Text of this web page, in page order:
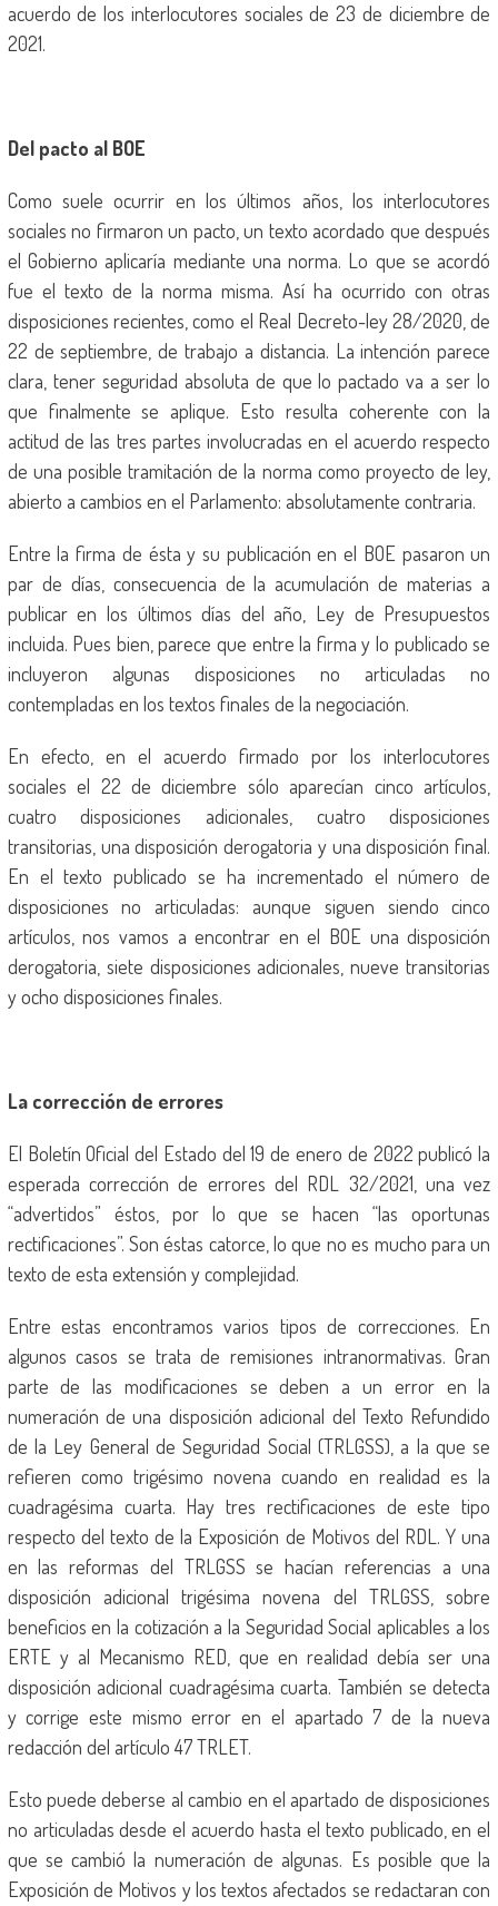
acuerdo de los interlocutores sociales de 23 de diciembre de
2021.
Del pacto al BOE
Como suele ocurrir en los últimos años, los interlocutores
sociales no firmaron un pacto, un texto acordado que después
el Gobierno aplicaría mediante una norma. Lo que se acordó
fue el texto de la norma misma. Así ha ocurrido con otras
disposiciones recientes, como el Real Decreto-ley 28/2020, de
22 de septiembre, de trabajo a distancia. La intención parece
clara, tener seguridad absoluta de que lo pactado va a ser lo
que finalmente se aplique. Esto resulta coherente con la
actitud de las tres partes involucradas en el acuerdo respecto
de una posible tramitación de la norma como proyecto de ley,
abierto a cambios en el Parlamento: absolutamente contraria.
Entre la firma de ésta y su publicación en el BOE pasaron un
par de días, consecuencia de la acumulación de materias a
publicar en los últimos días del año, Ley de Presupuestos
incluida. Pues bien, parece que entre la firma y lo publicado se
incluyeron algunas disposiciones no articuladas no
contempladas en los textos finales de la negociación.
En efecto, en el acuerdo firmado por los interlocutores
sociales el 22 de diciembre sólo aparecían cinco artículos,
cuatro disposiciones adicionales, cuatro disposiciones
transitorias, una disposición derogatoria y una disposición final.
En el texto publicado se ha incrementado el número de
disposiciones no articuladas: aunque siguen siendo cinco
artículos, nos vamos a encontrar en el BOE una disposición
derogatoria, siete disposiciones adicionales, nueve transitorias
y ocho disposiciones finales.
La corrección de errores
El Boletín Oficial del Estado del 19 de enero de 2022 publicó la
esperada corrección de errores del RDL 32/2021, una vez
“advertidos” éstos, por lo que se hacen “las oportunas
rectificaciones”. Son éstas catorce, lo que no es mucho para un
texto de esta extensión y complejidad.
Entre estas encontramos varios tipos de correcciones. En
algunos casos se trata de remisiones intranormativas. Gran
parte de las modificaciones se deben a un error en la
numeración de una disposición adicional del Texto Refundido
de la Ley General de Seguridad Social (TRLGSS), a la que se
refieren como trigésimo novena cuando en realidad es la
cuadragésima cuarta. Hay tres rectificaciones de este tipo
respecto del texto de la Exposición de Motivos del RDL. Y una
en las reformas del TRLGSS se hacían referencias a una
disposición adicional trigésima novena del TRLGSS, sobre
beneficios en la cotización a la Seguridad Social aplicables a los
ERTE y al Mecanismo RED, que en realidad debía ser una
disposición adicional cuadragésima cuarta. También se detecta
y corrige este mismo error en el apartado 7 de la nueva
redacción del artículo 47 TRLET.
Esto puede deberse al cambio en el apartado de disposiciones
no articuladas desde el acuerdo hasta el texto publicado, en el
que se cambió la numeración de algunas. Es posible que la
Exposición de Motivos y los textos afectados se redactaran con